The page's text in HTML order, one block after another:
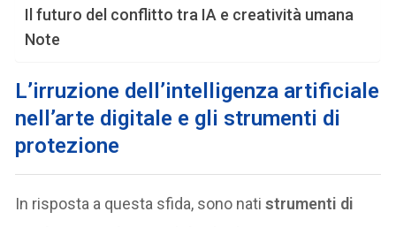
Il futuro del conflitto tra IA e creatività umana
Note
L’irruzione dell’intelligenza artificiale
nell’arte digitale e gli strumenti di
protezione
In risposta a questa sfida, sono natistrumenti di